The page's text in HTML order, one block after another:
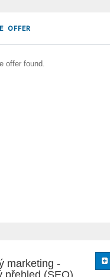
OFFER
offer found.
marketing -
přehled (SEO)